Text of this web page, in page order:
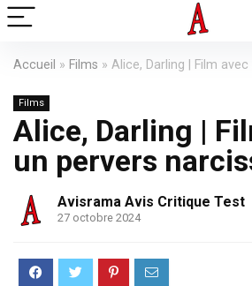
Accueil » Films » Alice, Darling | Film
Films
Alice, Darling |
un pervers
Avisrama Avis Critique Test
27 octobre 2024